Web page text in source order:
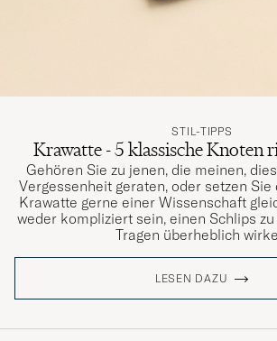
STIL-TIPPS
Krawatte - 5 klassische Knoten
Gehören Sie zu jenen, die meinen,
Vergessenheit geraten, oder setzen
Krawatte gerne einer Wissenschaft
weder kompliziert sein, einen Schlips
Tragen überheblich
LESEN DAZU